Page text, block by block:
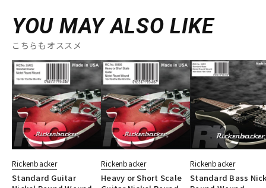
YOU MAY ALSO LIKE
こちらもオススメ
Rickenbacker
Standard Guitar
Rickenbacker
Heavy or Short Scale
Rickenbacker
Standard Bass